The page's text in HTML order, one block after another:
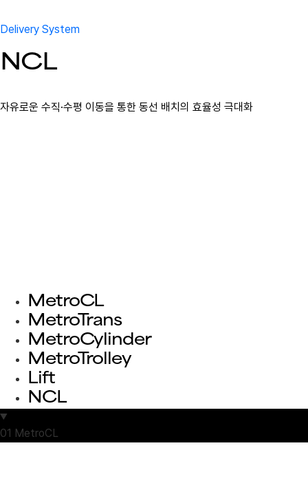
Delivery System
NCL
자유로운 수직·수평 이동을 통한 동선 배치의 효율성 극대화
MetroCL
MetroTrans
MetroCylinder
MetroTrolley
Lift
NCL
01 MetroCL